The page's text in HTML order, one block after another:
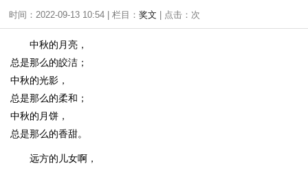
时间：2022-09-13 10:54 | 栏目： 奖文 | 点击： 次
中秋的月亮，
总是那么的皎洁；
中秋的光影，
总是那么的柔和；
中秋的月饼，
总是那么的香甜。
远方的儿女啊，